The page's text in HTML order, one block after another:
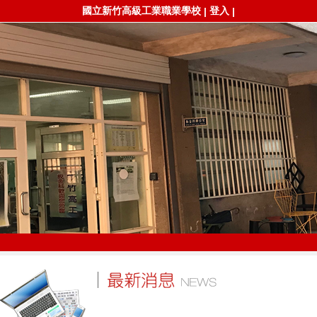
國立新竹高級工業職業學校 | 登入 |